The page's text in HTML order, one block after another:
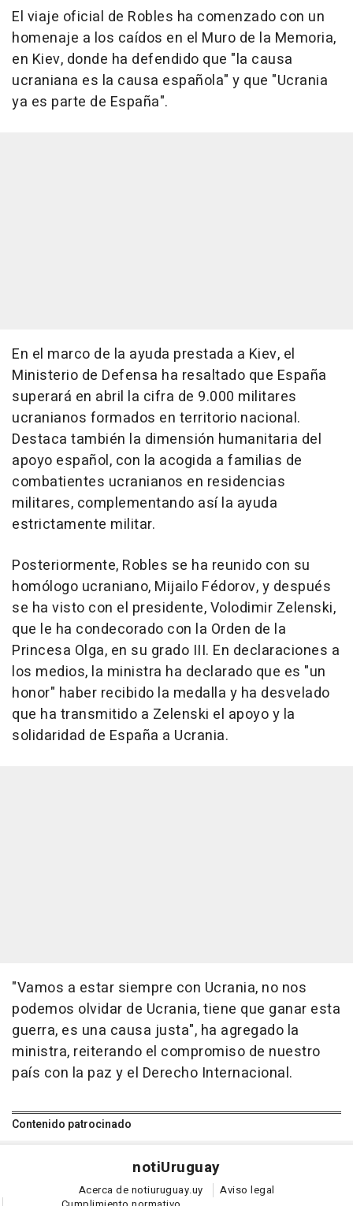
El viaje oficial de Robles ha comenzado con un
homenaje a los caídos en el Muro de la Memoria,
en Kiev, donde ha defendido que "la causa
ucraniana es la causa española" y que "Ucrania
ya es parte de España".
En el marco de la ayuda prestada a Kiev, el
Ministerio de Defensa ha resaltado que España
superará en abril la cifra de 9.000 militares
ucranianos formados en territorio nacional.
Destaca también la dimensión humanitaria del
apoyo español, con la acogida a familias de
combatientes ucranianos en residencias
militares, complementando así la ayuda
estrictamente militar.
Posteriormente, Robles se ha reunido con su
homólogo ucraniano, Mijailo Fédorov, y después
se ha visto con el presidente, Volodimir Zelenski,
que le ha condecorado con la Orden de la
Princesa Olga, en su grado III. En declaraciones a
los medios, la ministra ha declarado que es "un
honor" haber recibido la medalla y ha desvelado
que ha transmitido a Zelenski el apoyo y la
solidaridad de España a Ucrania.
"Vamos a estar siempre con Ucrania, no nos
podemos olvidar de Ucrania, tiene que ganar esta
guerra, es una causa justa", ha agregado la
ministra, reiterando el compromiso de nuestro
país con la paz y el Derecho Internacional.
Contenido patrocinado
notiUruguay
Acerca de notiuruguay.uy
Aviso legal